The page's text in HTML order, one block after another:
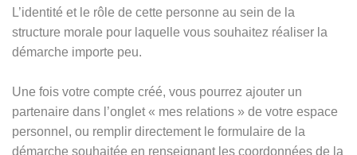
L’identité et le rôle de cette personne au sein de la
structure morale pour laquelle vous souhaitez réaliser la
démarche importe peu.
Une fois votre compte créé, vous pourrez ajouter un
partenaire dans l’onglet « mes relations » de votre espace
personnel, ou remplir directement le formulaire de la
démarche souhaitée en renseignant les coordonnées de la